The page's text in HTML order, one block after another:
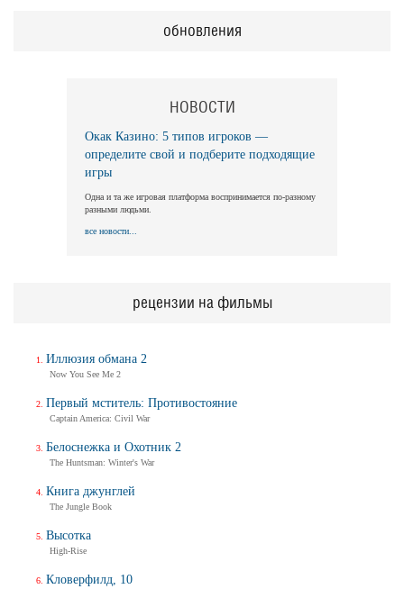
обновления
НОВОСТИ
Окак Казино: 5 типов игроков —
определите свой и подберите подходящие
игры
Одна и та же игровая платформа воспринимается по-разному
разными людьми.
все новости...
рецензии на фильмы
Иллюзия обмана 2
Now You See Me 2
Первый мститель: Противостояние
Captain America: Civil War
Белоснежка и Охотник 2
The Huntsman: Winter's War
Книга джунглей
The Jungle Book
Высотка
High-Rise
Кловерфилд, 10